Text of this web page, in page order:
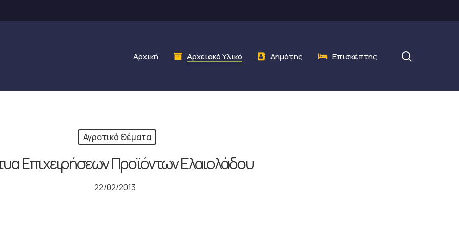
Αρχική Αρχειακό Υλικό Δημότης Επισκέπτης
Αγροτικά Θέματα
Επιχειρήσεων Προϊόντων Ελαιολάδου
22/02/2013